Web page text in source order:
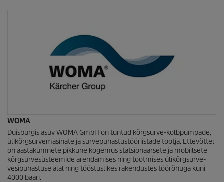
WOMA
Duisburgis asuv WOMA GmbH on tuntud kõrgsurve-kolbpumpade,
ülikõrgsurvemasinate ja survepuhastustööriistade tootja. Ettevõttel
on aastakümnete pikkune kogemus statsionaarsete ja mobiilsete
kõrgsurvesüsteemide arendamises ning tootmises ülikõrgsurve-
vesipuhastuse alal ning tööstuslikes rakendustes töörõhuga kuni
4000 baari.